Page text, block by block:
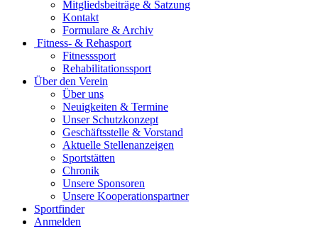
Mitgliedsbeiträge & Satzung
Kontakt
Formulare & Archiv
Fitness- & Rehasport
Fitnesssport
Rehabilitationssport
Über den Verein
Über uns
Neuigkeiten & Termine
Unser Schutzkonzept
Geschäftsstelle & Vorstand
Aktuelle Stellenanzeigen
Sportstätten
Chronik
Unsere Sponsoren
Unsere Kooperationspartner
Sportfinder
Anmelden